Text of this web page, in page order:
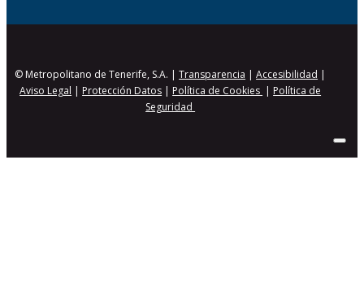
© Metropolitano de Tenerife, S.A. |Transparencia |Accesibilidad |
Aviso Legal | Protección Datos | Política de Cookies | Política de
Seguridad